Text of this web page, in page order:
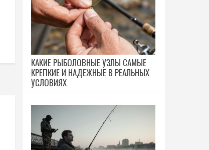
КАКИЕ РЫБОЛОВНЫЕ УЗЛЫ САМЫЕ
КРЕПКИЕ И НАДЕЖНЫЕ В РЕАЛЬНЫХ
УСЛОВИЯХ